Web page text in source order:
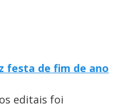
festa de fim de ano
editais foi